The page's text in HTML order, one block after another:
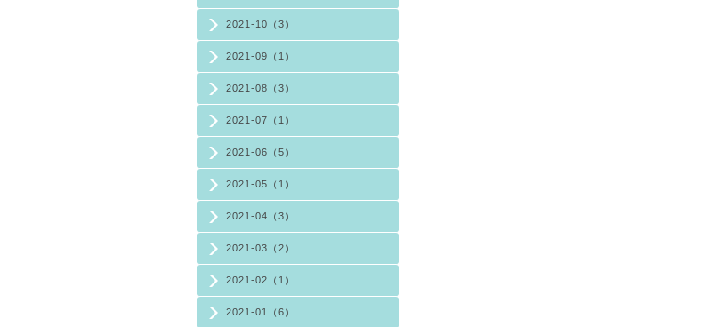
2021-10（3）
2021-09（1）
2021-08（3）
2021-07（1）
2021-06（5）
2021-05（1）
2021-04（3）
2021-03（2）
2021-02（1）
2021-01（6）